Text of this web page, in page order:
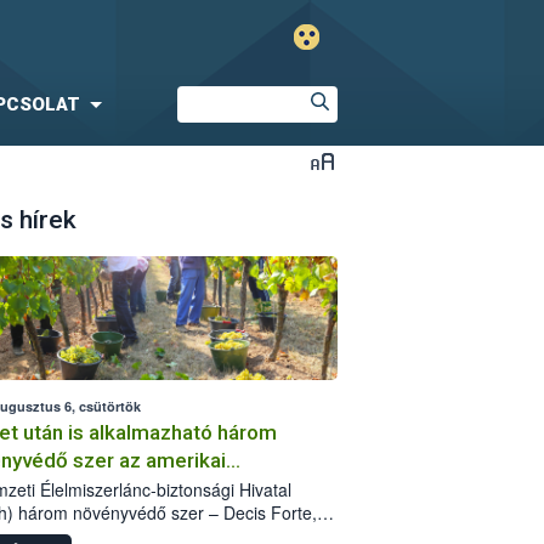
hírek
6, csütörtök
után is alkalmazható három
szer az amerikai
ellen
Élelmiszerlánc-biztonsági Hivatal
három növényvédő szer – Decis Forte,
24 EW, Oroganic – engedélyokiratát